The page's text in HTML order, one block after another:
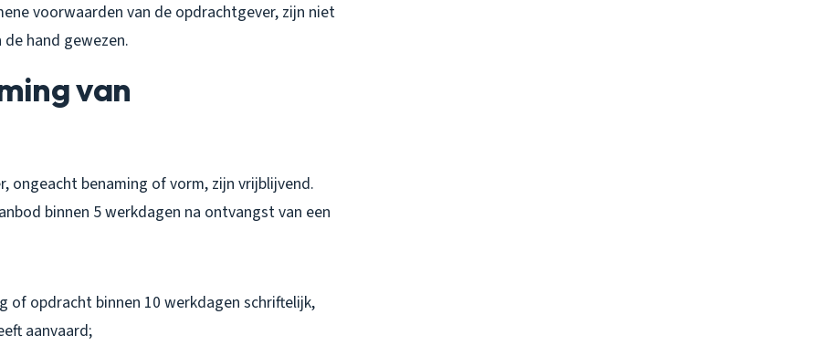
voorwaarden van de opdrachtgever, zijn niet
hand gewezen.
van
ongeacht benaming of vorm, zijn vrijblijvend.
binnen 5 werkdagen na ontvangst van een
of opdracht binnen 10 werkdagen schriftelijk,
aanvaard;